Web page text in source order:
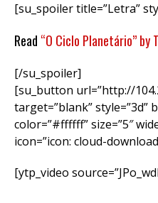
[su_spoiler title=”Letra”
Read “O Ciclo Planetário” by
[/su_spoiler]
[su_button url=”http://
target=”blank” style=”3d”
color=”#ffffff” size=”5″
icon=”icon: cloud-
[ytp_video